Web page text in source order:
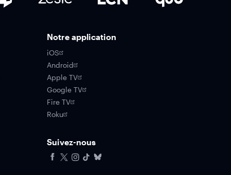
Notre application
iOS
Android
Apple TV
Google TV
Fire TV
Roku
Suivez-nous